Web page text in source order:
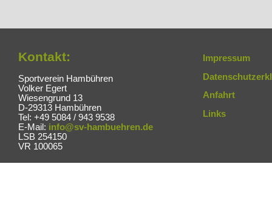
Kontakt:
Sportverein Hambühren
Volker Egert
Wiesengrund 13
D-29313 Hambühren
Tel: +49 5084 / 943 9538
E-Mail: info@sv-hambuehren.de
LSB 254150
VR 100065
Impressum
Anfahrt
Links